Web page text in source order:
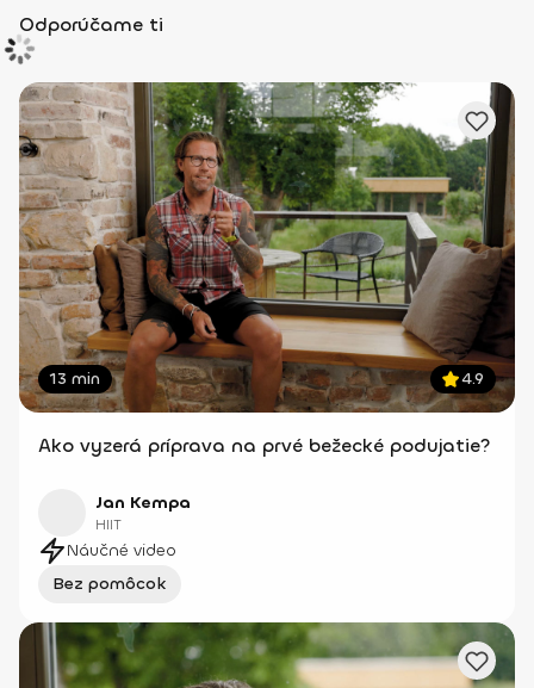
Odporúčame ti
13 min 4.9
Ako vyzerá príprava na prvé bežecké podujatie?
Jan Kempa
HIIT
Náučné video
Bez pomôcok